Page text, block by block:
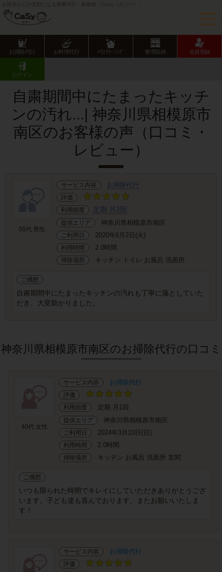
お財布と心が笑顔になる家事代行・家政婦「CaSy（カジー）」
お掃除代行 お料理代行 ﾊｳｽｸﾘｰﾆﾝｸﾞ 整理収納 会員登録
ログイン
CaSy TOP
お客様の声･口コミ詳細
自粛期間中にたまったキッチ
ンの汚れ...| 神奈川県相模原市
南区のお客様の声（口コミ・
レビュー）
50代 男性
サービス内容 お掃除代行
評価
利用頻度
定期 月2回
提供エリア 神奈川県相模原市南区
ご利用日 2020年6月2日(火)
利用時間 2.0時間
掃除場所 キッチン トイレ お風呂 洗面所
ご感想
自粛期間中にたまったキッチンの汚れも丁寧に落としていた
だき、大変助かりました。
神奈川県相模原市南区のお掃除代行の口コミ
40代 女性
サービス内容 お掃除代行
評価
利用頻度
定期 月1回
提供エリア 神奈川県相模原市南区
ご利用日 2024年3月10日(日)
利用時間 2.0時間
掃除場所 キッチン お風呂 洗面所 玄関
ご感想
いつも限られた時間でキレイにしていただきありがとうござ
います。子ども達も喜んでおります。またお願いいたしま
す！
サービス内容 お掃除代行
評価